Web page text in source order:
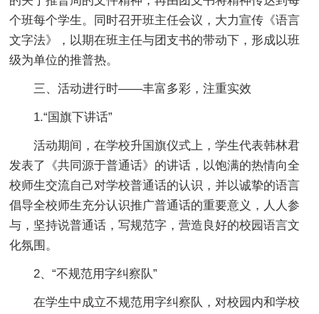
个班每个学生。同时召开班主任会议，大力宣传《语言
文字法》，以期在班主任与团支书的带动下，形成以班
级为单位的推普热。
三、活动进行时——丰富多彩，注重实效
1.“国旗下讲话”
活动期间，在学校升国旗仪式上，学生代表韩林君
发表了《共同源于普通话》的讲话，以饱满的热情向全
校师生交流自己对学校普通话的认识，并以诚挚的语言
倡导全校师生充分认识推广普通话的重要意义，人人参
与，坚持说普通话，写规范字，营造良好的校园语言文
化氛围。
2、“不规范用字纠察队”
在学生中成立不规范用字纠察队，对校园内和学校